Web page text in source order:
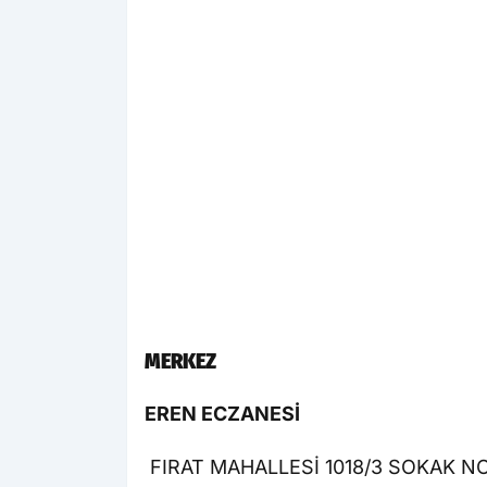
MERKEZ
EREN ECZANESİ
FIRAT MAHALLESİ 1018/3 SOKAK